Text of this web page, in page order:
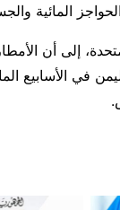
المائية
إلى أن
في الأسابيع